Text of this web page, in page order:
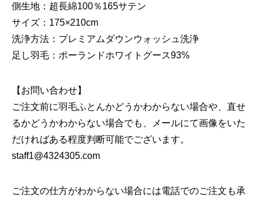
側生地：超長綿100％165サテン
サイズ：175×210cm
洗浄方法：プレミアムダウンウォッシュ洗浄
足し羽毛：ポーランドホワイトグース93%
【お問い合わせ】
ご注文前に羽毛ふとんかどうかわからない場合や、直せ
るかどうかわからない場合でも、メールにて画像をいた
だければある程度判断可能でございます。
staff1@4324305.com
ご注文の仕方がわからない場合には電話でのご注文も承